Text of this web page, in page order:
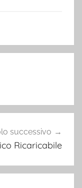
successivo
Ricaricabile